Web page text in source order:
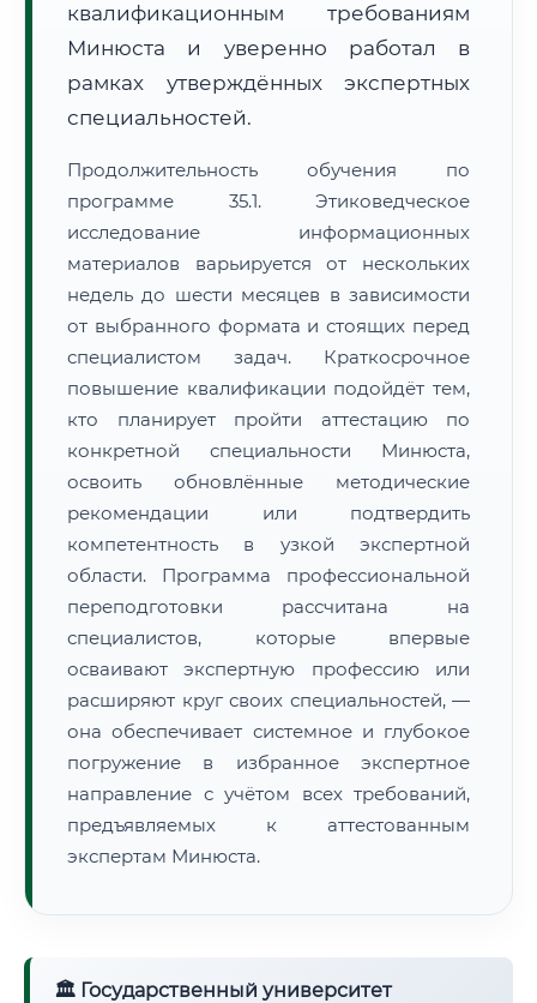
квалификационным требованиям
Минюста и уверенно работал в
рамках утверждённых экспертных
специальностей.
Продолжительность обучения по
программе 35.1. Этиковедческое
исследование информационных
материалов варьируется от нескольких
недель до шести месяцев в зависимости
от выбранного формата и стоящих перед
специалистом задач. Краткосрочное
повышение квалификации подойдёт тем,
кто планирует пройти аттестацию по
конкретной специальности Минюста,
освоить обновлённые методические
рекомендации или подтвердить
компетентность в узкой экспертной
области. Программа профессиональной
переподготовки рассчитана на
специалистов, которые впервые
осваивают экспертную профессию или
расширяют круг своих специальностей, —
она обеспечивает системное и глубокое
погружение в избранное экспертное
направление с учётом всех требований,
предъявляемых к аттестованным
экспертам Минюста.
🏛 Государственный университет